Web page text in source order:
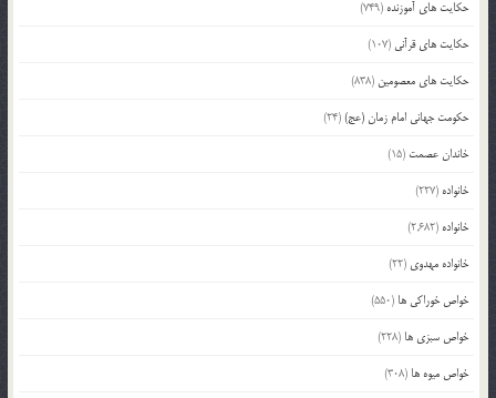
حکایت های آموزنده (749)
حکایت های قرآنی (107)
حکایت های معصومین (838)
حکومت جهانی امام زمان (عج)(24)
خاندان عصمت (15)
خانواده (227)
خانواده (2,682)
خانواده مهدوی (22)
خواص خوراکی ها (550)
خواص سبزی ها (228)
خواص میوه ها (308)